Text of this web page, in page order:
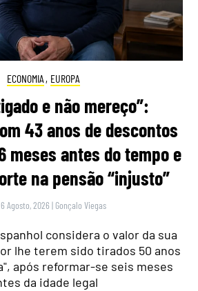
ECONOMIA , EUROPA
e não mereço”:
43 anos de descontos
meses antes do tempo e
na pensão “injusto”
Agosto, 2026 | Gonçalo Viegas
considera o valor da sua
lhe terem sido tirados 50 anos
após reformar-se seis meses
da idade legal